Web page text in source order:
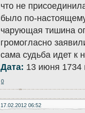
что не
было по-
чарующая тишина
громогласно
сама судьба идет к
Дата: 13 июня 1734
0
17.02.2012 06:52